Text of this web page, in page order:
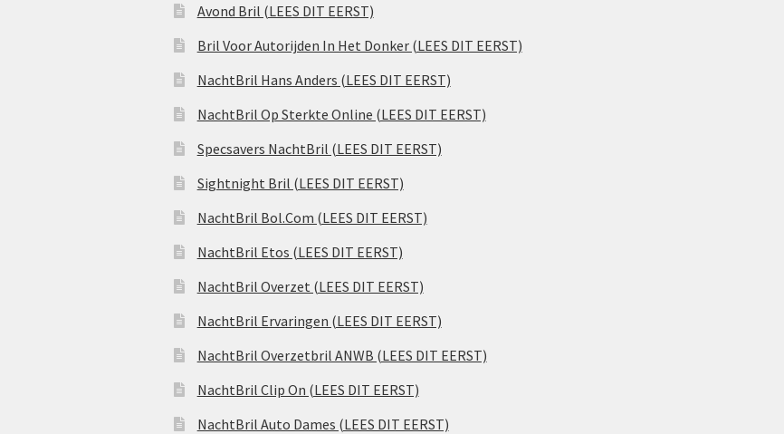
Avond Bril (LEES DIT EERST)
Bril Voor Autorijden In Het Donker (LEES DIT EERST)
NachtBril Hans Anders (LEES DIT EERST)
NachtBril Op Sterkte Online (LEES DIT EERST)
Specsavers NachtBril (LEES DIT EERST)
Sightnight Bril (LEES DIT EERST)
NachtBril Bol.Com (LEES DIT EERST)
NachtBril Etos (LEES DIT EERST)
NachtBril Overzet (LEES DIT EERST)
NachtBril Ervaringen (LEES DIT EERST)
NachtBril Overzetbril ANWB (LEES DIT EERST)
NachtBril Clip On (LEES DIT EERST)
NachtBril Auto Dames (LEES DIT EERST)